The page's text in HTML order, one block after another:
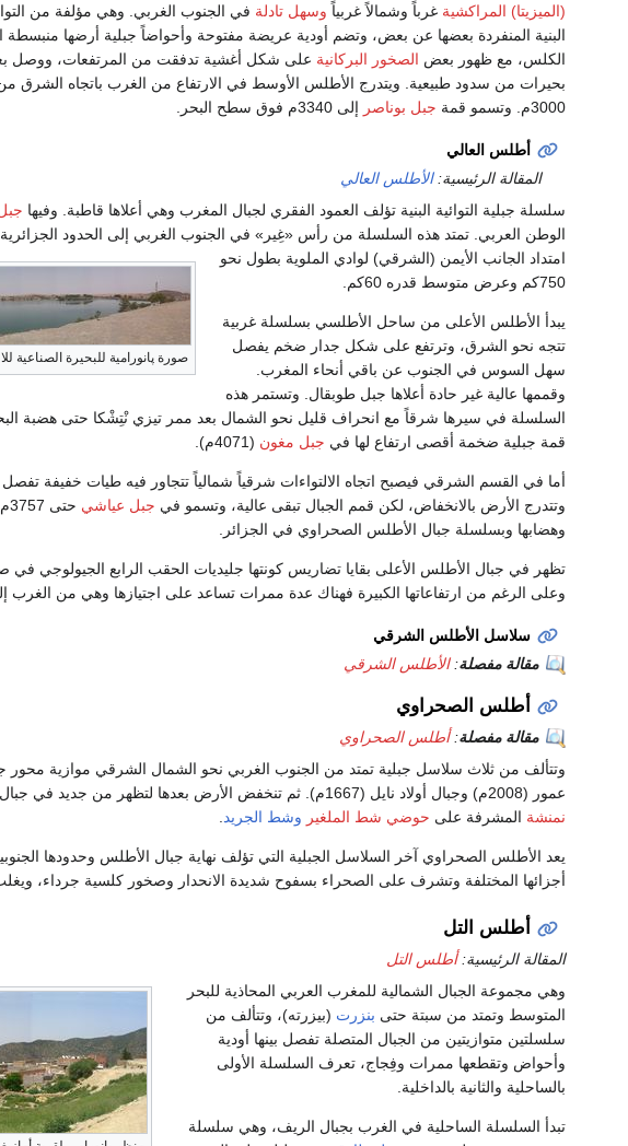
(الميزيتا) المراكشية غرباً وشمالاً غربياً وسهل تادلة في الجنوب الغربي. وهي مؤلفة من
البنية المنفردة بعضها عن بعض، وتضم أودية عريضة مفتوحة وأحواضاً جبلية أرضها منبسطة
الكلس، مع ظهور بعض الصخور البركانية على شكل أغشية تدفقت من المرتفعات، ووصل
3000م. وتسمو قمة
جبل بوناصر إلى 3340م فوق سطح البحر.
أطلس العالي
المقالة الرئيسية:الأطلس العالي
صورة پانورامية للبحيرة الصناعية
سلسلة جبلية التوائية البنية تؤلف العمود الفقري لجبال المغرب وهي أعلاها قاطبة. وفيها
الوطن العربي. تمتد هذه السلسلة من رأس «غِير» في الجنوب الغربي إلى الحدود
امتداد الجانب الأيمن (الشرقي) لوادي الملوية بطول نحو
750كم وعرض متوسط قدره 60كم.
يبدأ الأطلس الأعلى من ساحل الأطلسي بسلسلة غربية
تتجه نحو الشرق، وترتفع على شكل جدار ضخم يفصل
سهل السوس في الجنوب عن باقي أنحاء المغرب.
وقممها عالية غير حادة أعلاها جبل طوبقال. وتستمر هذه
السلسلة في سيرها شرقاً مع انحراف قليل نحو الشمال بعد ممر تيزي نْتِشْكا حتى هضبة
قمة جبلية ضخمة أقصى ارتفاع لها في جبل مغون (4071م).
أما في القسم الشرقي فيصبح اتجاه الالتواءات شرقياً شمالياً تتجاور فيه طيات خفيفة
وتتدرج الأرض بالانخفاض، لكن قمم الجبال تبقى عالية، وتسمو في جبل عياشي
وهضابها وبسلسلة جبال الأطلس الصحراوي في الجزائر.
تظهر في جبال الأطلس الأعلى بقايا تضاريس كونتها جليديات الحقب الرابع الجيولوجي
وعلى الرغم من ارتفاعاتها الكبيرة فهناك عدة ممرات تساعد على اجتيازها وهي من الغرب
سلاسل الأطلس الشرقي
مقالة مفصلة:الأطلس الشرقي
أطلس الصحراوي
مقالة مفصلة:أطلس الصحراوي
عمور (2008م) وجبال أولاد نايل (1667م). ثم تنخفض الأرض بعدها لتظهر من جديد في جبال أوراس التي تعلو حتى 2328م في قمة شلية، وتتصل في الجنوب
نمنشة المشرفة على حوضي شط الملغير وشط الجريد
يعد الأطلس الصحراوي آخر السلاسل الجبلية التي تؤلف نهاية جبال الأطلس وحدودها
أجزائها المختلفة وتشرف على الصحراء بسفوح شديدة الانحدار وصخور كلسية جرداء،
أطلس التل
المقالة الرئيسية:أطلس التل
وهي مجموعة الجبال الشمالية للمغرب العربي المحاذية للبحر
المتوسط وتمتد من سبتة حتى بنزرت (بيزرته)، وتتألف من
سلسلتين متوازيتين من الجبال المتصلة تفصل بينها أودية
وأحواض وتقطعها ممرات وفِجاج، تعرف السلسلة الأولى
بالساحلية والثانية بالداخلية.
تبدأ السلسلة الساحلية في الغرب بجبال الريف، وهي سلسلة